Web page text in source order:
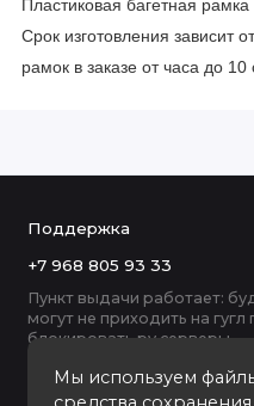
Пластиковая багетная рамка
Срок изготовления зависит
рамок в заказе от часа до 10
Мы используем
Поддержка
+7 968 805 93 33
Пункт выдачи работает:
могут не приходить на гугл
блокировать ру серверы